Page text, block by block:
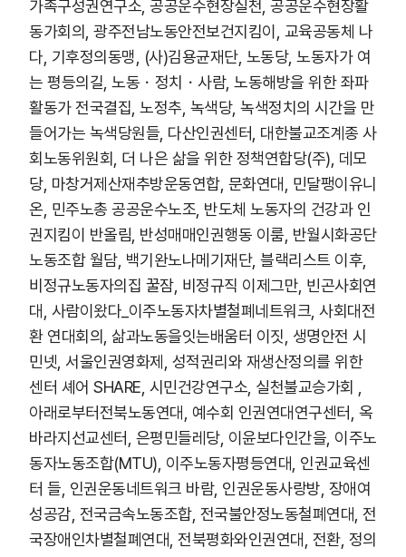
가족구성권연구소, 공공운수현장실천, 공공운수현장활
동가회의, 광주전남노동안전보건지킴이, 교육공동체 나
다, 기후정의동맹, (사)김용균재단, 노동당, 노동자가 여
는 평등의길, 노동・정치・사람, 노동해방을 위한 좌파
활동가 전국결집, 노정추, 녹색당, 녹색정치의 시간을 만
들어가는 녹색당원들, 다산인권센터, 대한불교조계종 사
회노동위원회, 더 나은 삶을 위한 정책연합당(주), 데모
당, 마창거제산재추방운동연합, 문화연대, 민달팽이유니
온, 민주노총 공공운수노조, 반도체 노동자의 건강과 인
권지킴이 반올림, 반성매매인권행동 이룸, 반월시화공단
노동조합 월담, 백기완노나메기재단, 블랙리스트 이후,
비정규노동자의집 꿀잠, 비정규직 이제그만, 빈곤사회연
대, 사람이왔다_이주노동자차별철폐네트워크, 사회대전
환 연대회의, 삶과노동을잇는배움터 이짓, 생명안전 시
민넷, 서울인권영화제, 성적권리와 재생산정의를 위한
센터 셰어 SHARE, 시민건강연구소, 실천불교승가회 ,
아래로부터전북노동연대, 예수회 인권연대연구센터, 옥
바라지선교센터, 은평민들레당, 이윤보다인간을, 이주노
동자노동조합(MTU), 이주노동자평등연대, 인권교육센
터 들, 인권운동네트워크 바람, 인권운동사랑방, 장애여
성공감, 전국금속노동조합, 전국불안정노동철폐연대, 전
국장애인차별철폐연대, 전북평화와인권연대, 전환, 정의